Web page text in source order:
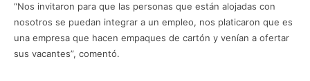
“Nos invitaron para que las personas que están alojadas con
nosotros se puedan integrar a un empleo, nos platicaron que es
una empresa que hacen empaques de cartón y venían a ofertar
sus vacantes”, comentó.